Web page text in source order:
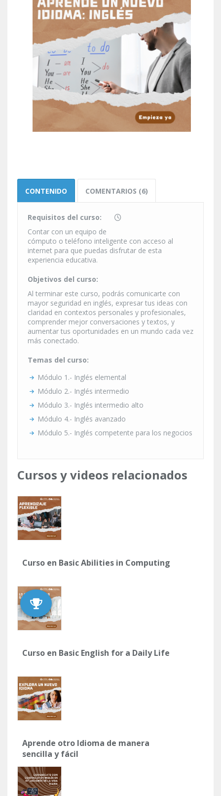
CONTENIDO COMENTARIOS (6)
Requisitos del curso:
Contar con un equipo de
cómputo o teléfono inteligente con acceso al
internet para que puedas disfrutar de esta
experiencia educativa.
Objetivos del curso:
Al terminar este curso, podrás comunicarte con
mayor seguridad en inglés, expresar tus ideas con
claridad en contextos personales y profesionales,
comprender mejor conversaciones y textos, y
aumentar tus oportunidades en un mundo cada vez
más conectado.
Temas del curso:
Módulo 1.- Inglés elemental
Módulo 2.- Inglés intermedio
Módulo 3.- Inglés intermedio alto
Módulo 4.- Inglés avanzado
Módulo 5.- Inglés competente para los negocios
Cursos y videos relacionados
Curso en Basic Abilities in Computing
Curso en Basic English for a Daily Life
Aprende otro Idioma de manera
sencilla y fácil